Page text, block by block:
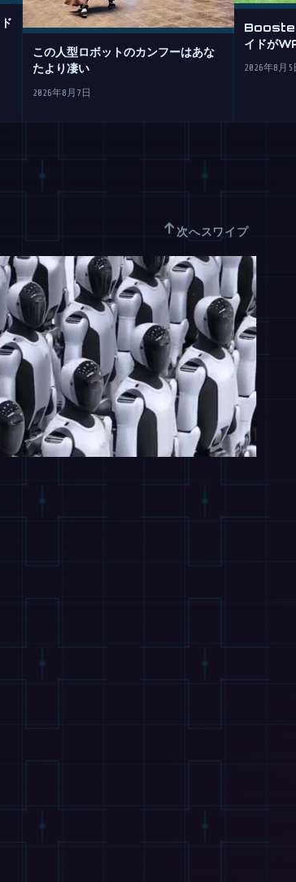
この人型ロボットのカンフーはあな
たより凄い
2026年8月7日
Booster
イドが
める
2026年8月5
↑次へスワイプ